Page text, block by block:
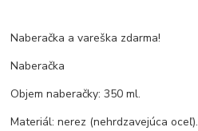
Naberačka a vareška zdarma!
Naberačka
Objem naberačky: 350 ml.
Materiál: nerez (nehrdzavejúca oceľ).